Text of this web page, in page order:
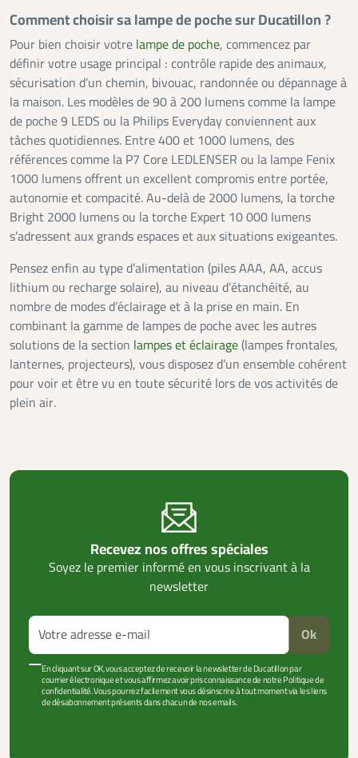
Comment choisir sa lampe de poche sur Ducatillon ?
Pour bien choisir votre lampe de poche, commencez par
définir votre usage principal : contrôle rapide des animaux,
sécurisation d’un chemin, bivouac, randonnée ou dépannage à
la maison. Les modèles de 90 à 200 lumens comme la lampe
de poche 9 LEDS ou la Philips Everyday conviennent aux
tâches quotidiennes. Entre 400 et 1000 lumens, des
références comme la P7 Core LEDLENSER ou la lampe Fenix
1000 lumens offrent un excellent compromis entre portée,
autonomie et compacité. Au-delà de 2000 lumens, la torche
Bright 2000 lumens ou la torche Expert 10 000 lumens
s’adressent aux grands espaces et aux situations exigeantes.
Pensez enfin au type d’alimentation (piles AAA, AA, accus
lithium ou recharge solaire), au niveau d’étanchéité, au
nombre de modes d’éclairage et à la prise en main. En
combinant la gamme de lampes de poche avec les autres
solutions de la section lampes et éclairage(lampes frontales,
lanternes, projecteurs), vous disposez d’un ensemble cohérent
pour voir et être vu en toute sécurité lors de vos activités de
plein air.
Recevez nos offres spéciales
Soyez le premier informé en vous inscrivant à la
newsletter
Ok
En cliquant sur OK, vous acceptez de recevoir la newsletter de Ducatillon par
courrier électronique et vous affirmez avoir pris connaissance de notre Politique de
confidentialité. Vous pourrez facilement vous désinscrire à tout moment via les liens
de désabonnement présents dans chacun de nos emails.